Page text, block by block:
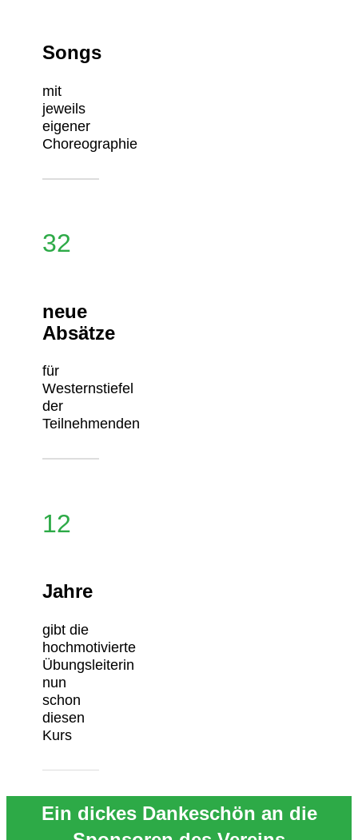
Songs
mit
jeweils
eigener
Choreographie
32
neue
Absätze
für
Westernstiefel
der
Teilnehmenden
12
Jahre
gibt die
hochmotivierte
Übungsleiterin
nun
schon
diesen
Kurs
Ein dickes Dankeschön an die